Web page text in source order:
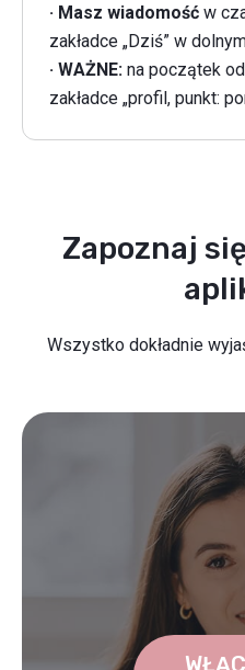
· Masz wiadomość w
zakładce „Dziś” w
· WAŻNE: na początek
zakładce „profil, punkt:
Zapoznaj
Wszystko dokładnie